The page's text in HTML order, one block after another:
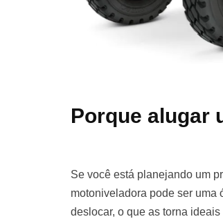
Porque alugar
Se você está planejando um
motoniveladora pode ser uma
deslocar, o que as torna